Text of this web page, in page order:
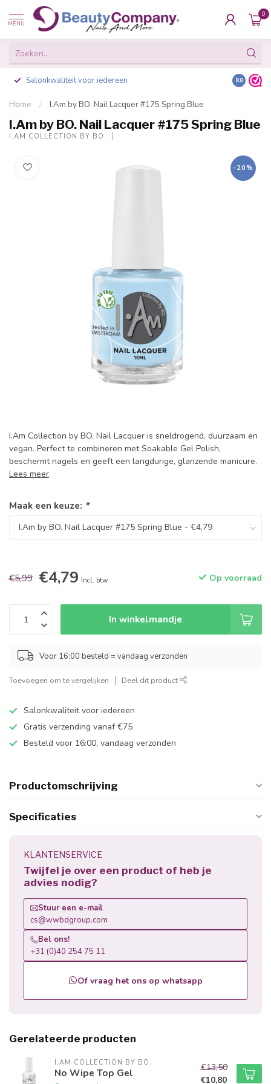
MENU
0
Salonkwaliteit voor iedereen Gratis
8.8
Home / I.Am by BO. Nail Lacquer #175 Spring Blue
I.Am by BO. Nail Lacquer #175 Spring Blue
I.AM COLLECTION BY BO.
-20%
I.Am Collection by BO. Nail Lacquer is sneldrogend, duurzaam en
vegan. Perfect te combineren met Soakable Gel Polish,
beschermt nagels en geeft een langdurige, glanzende manicure.
Lees meer.
Maak een keuze: *
€5,99 €4,79 Incl. btw Op voorraad
In winkelmandje
Voor 16:00 besteld = vandaag verzonden
Toevoegen om te vergelijken Deel dit product
Salonkwaliteit voor iedereen
Gratis verzending vanaf €75
Besteld voor 16:00, vandaag verzonden
Productomschrijving
Specificaties
KLANTENSERVICE
Twijfel je over een product of heb je
advies nodig?
Stuur een e-mail
cs@wwbdgroup.com
Bel ons!
+31 (0)40 254 75 11
Of vraag het ons op whatsapp
Gerelateerde producten
I.AM COLLECTION BY BO.
No Wipe Top Gel
€13,50
€10,80